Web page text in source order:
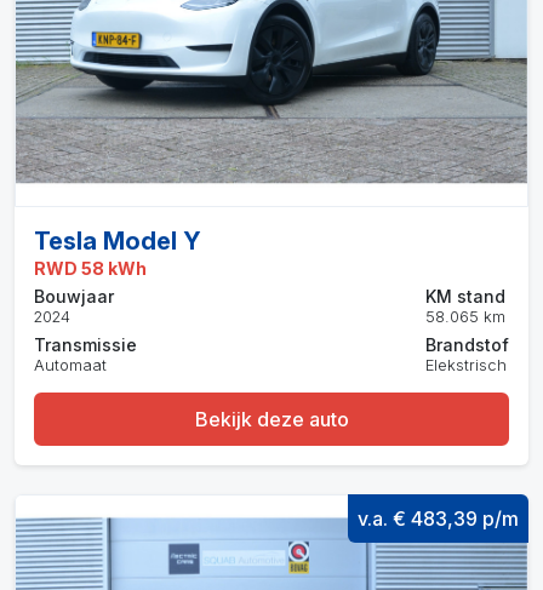
Tesla Model Y
RWD 58 kWh
Bouwjaar
2024
Transmissie
Automaat
KM stand
58.065 km
Brandstof
Elekstrisch
Bekijk deze auto
v.a. € 483,39 p/m